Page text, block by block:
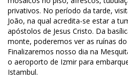
privativos. No período da tarde,
João, na qual acredita-se estar a
apóstolos de Jesus Cristo. Da
monte, poderemos ver as ruínas
Finalizaremos nosso dia na
o aeroporto de Izmir para
Istambul.